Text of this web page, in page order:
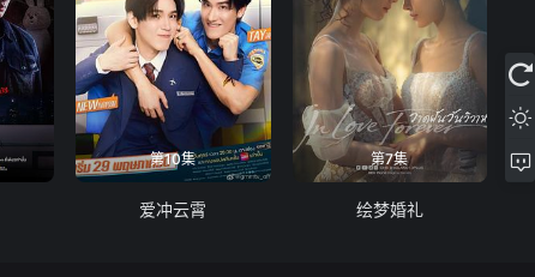
第10集
爱冲云霄
第7集
绘梦婚礼